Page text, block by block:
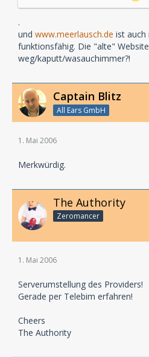
.
und www.meerlausch.de ist
funktionsfähig. Die "alte"
weg/kaputt/wasauchimmer?!
Captain Blitz
All Ears GmbH
1. Mai 2006
Merkwürdig.
The Authority
Zeromancer
1. Mai 2006
Serverumstellung des Providers!
Gerade per Telebim erfahren!
Cheers
The Authority